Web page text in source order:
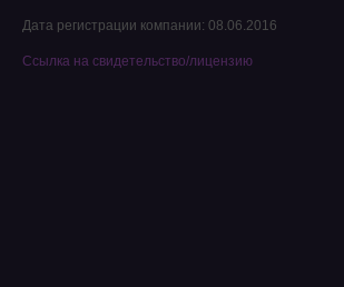
Дата регистрации компании: 08.06.2016
Ссылка на свидетельство/лицензию